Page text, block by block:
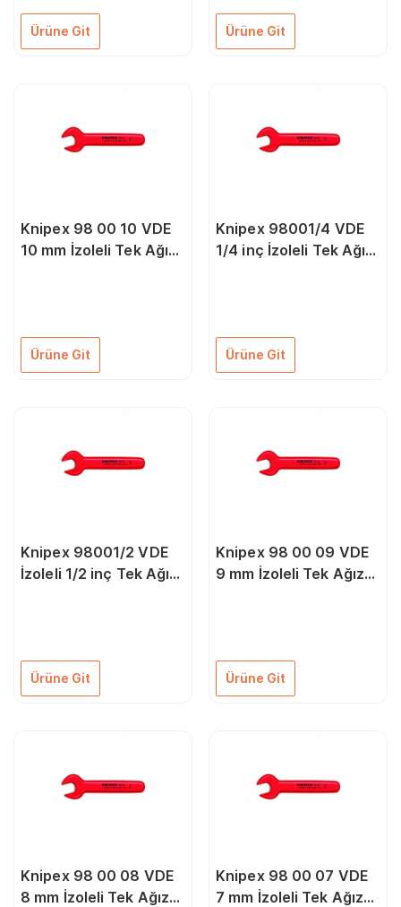
Ürüne Git Ürüne Git
Knipex 98 00 10 VDE
10 mm İzoleli Tek Ağız
Ürüne Git
Knipex 98001/4 VDE
1/4 inç İzoleli Tek Ağız
Ürüne Git
Knipex 98001/2 VDE
İzoleli 1/2 inç Tek Ağız
Ürüne Git
Knipex 98 00 09 VDE
9 mm İzoleli Tek Ağız
Ürüne Git
Knipex 98 00 08 VDE
8 mm İzoleli Tek Ağız
Knipex 98 00 07 VDE
7 mm İzoleli Tek Ağız